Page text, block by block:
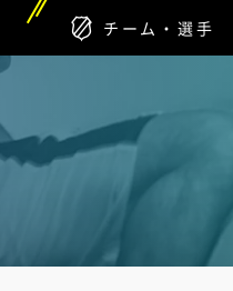
チーム・選手